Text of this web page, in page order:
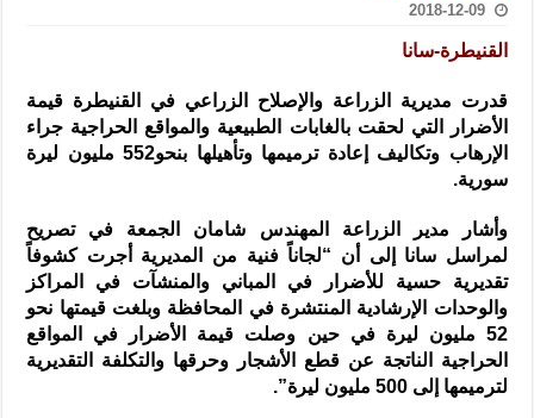
وفد من الإدارة العامة لحرس الحدود السورية يزور تركيا لبحث سبل
هيئة المفقودين: توثيق 63 مقبرة جماعية وخطة لإطلاق منصة رقمية وبطاقة دعم- فيديو
التربية السورية: امتحان تعويضي لطلاب المرحلة الانتقالية المتغيبين عن
الداخلية: منفذ تفجير حي الميسر بحلب صاحب سوابق ومدمن مخدرات
سوريا تبحث مع الإيسيسكو التعاون في البحث العلمي وحماية التراث
2018-12-09
القنيطرة-سانا
قدرت مديرية الزراعة والإصلاح الزراعي في القنيطرة قيمة
الأضرار التي لحقت بالغابات الطبيعية والمواقع الحراجية جراء
الإرهاب وتكاليف إعادة ترميمها وتأهيلها بنحو552 مليون ليرة
سورية.
وأشار مدير الزراعة المهندس شامان الجمعة في تصريح
لمراسل سانا إلى أن “لجاناً فنية من المديرية أجرت كشوفاً
تقديرية حسية للأضرار في المباني والمنشآت في المراكز
والوحدات الإرشادية المنتشرة في المحافظة وبلغت قيمتها نحو
52 مليون ليرة في حين وصلت قيمة الأضرار في المواقع
الحراجية الناتجة عن قطع الأشجار وحرقها والتكلفة التقديرية
لترميمها إلى 500 مليون ليرة”.